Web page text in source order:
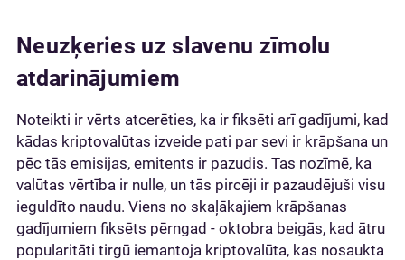
Neuzķeries uz slavenu zīmolu
atdarinājumiem
Noteikti ir vērts atcerēties, ka ir fiksēti arī gadījumi, kad
kādas kriptovalūtas izveide pati par sevi ir krāpšana un
pēc tās emisijas, emitents ir pazudis. Tas nozīmē, ka
valūtas vērtība ir nulle, un tās pircēji ir pazaudējuši visu
ieguldīto naudu. Viens no skaļākajiem krāpšanas
gadījumiem fiksēts pērngad - oktobra beigās, kad ātru
popularitāti tirgū iemantoja kriptovalūta, kas nosaukta